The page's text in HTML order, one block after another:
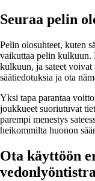
Seuraa pelin
Pelin olosuhteet, kuten
vaikuttaa pelin
kulkuun, ja sateet voivat
säätiedotuksia ja ota
Yksi tapa parantaa
joukkueet suoriutuvat
parempi menestys
heikommilta huonon
Ota käyttöön